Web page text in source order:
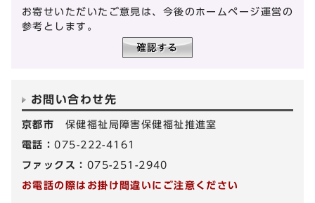
お寄せいただいたご意見は、今後のホームページ運営の
参考とします。
お問い合わせ先
京都市 保健福祉局障害保健福祉推進室
電話：075-222-4161
ファックス： 075-251-2940
お電話の際はお掛け間違いにご注意ください